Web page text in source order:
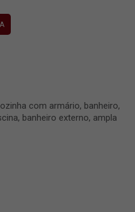
com armário, banheiro,
banheiro externo, ampla